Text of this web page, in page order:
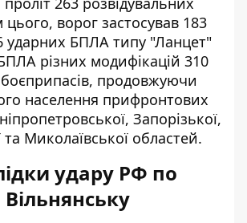
ворог застосував 183
ударних БПЛА типу "Ланцет"
різних модифікацій 310
продовжуючи
населення прифронтових
Запорізької,
та Миколаївської областей.
удару РФ по
Вільнянську